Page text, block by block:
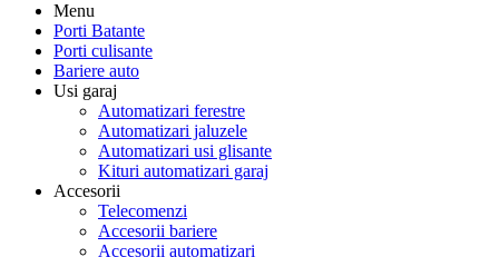
Menu
Porti Batante
Porti culisante
Bariere auto
Usi garaj
Automatizari ferestre
Automatizari jaluzele
Automatizari usi glisante
Kituri automatizari garaj
Accesorii
Telecomenzi
Accesorii bariere
Accesorii automatizari